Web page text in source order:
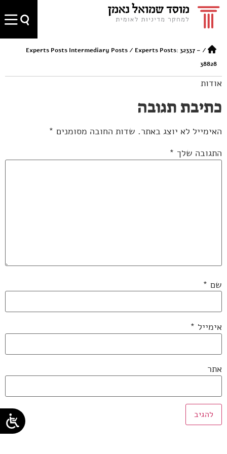
/
Experts Posts Intermediary Posts/ Experts Posts: 32337 –
38828
אודות
כתיבת תגובה
האימייל לא יוצג באתר. שדות החובה מסומנים *
התגובה שלך *
שם *
אימייל *
אתר